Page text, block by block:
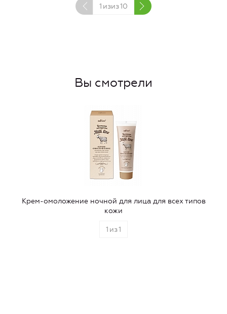
1 изиз10
Вы смотрели
Крем-омоложение ночной для лица для всех типов
кожи
1 из1